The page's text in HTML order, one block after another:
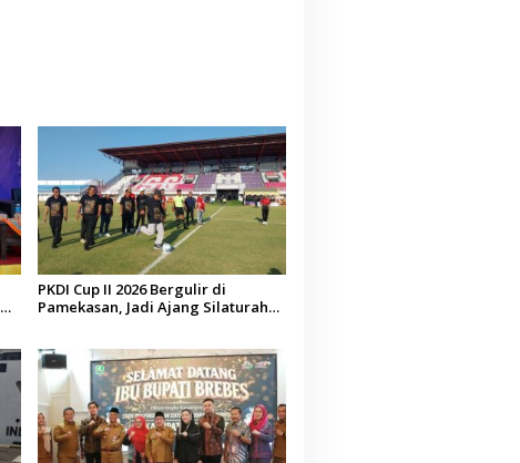
PKDI Cup II 2026 Bergulir di
Pamekasan, Jadi Ajang Silaturahmi